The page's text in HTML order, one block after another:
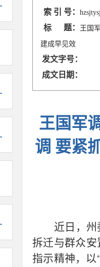
索 引 号：
标 题： 王国
建成早见效
发文字号：
成文日期：
王国军
调 要紧
近日，
拆迁与群众
指示精神，以